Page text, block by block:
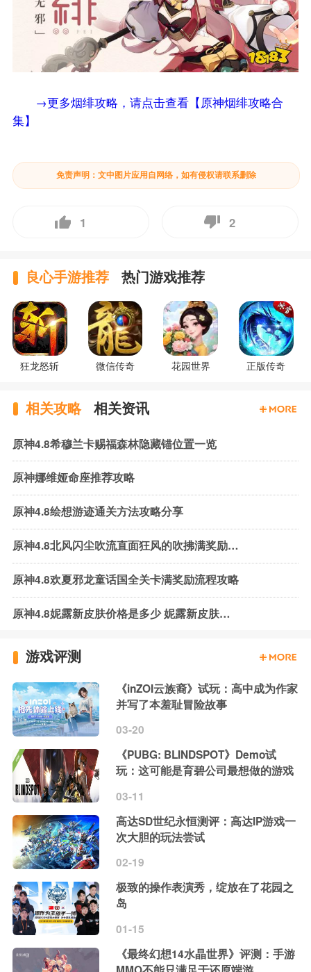
→更多烟绯攻略，请点击查看【原神烟绯攻略合
集】
免责声明：文中图片应用自网络，如有侵权请联系删除
1 2
良心手游推荐 热门游戏推荐
狂龙怒斩 微信传奇 花园世界 正版传奇
相关攻略 相关资讯
原神4.8希穆兰卡赐福森林隐藏锚位置一览
原神娜维娅命座推荐攻略
原神4.8绘想游迹通关方法攻略分享
原神4.8北风闪尘吹流直面狂风的吹拂满奖励流程攻略
原神4.8欢夏邪龙童话国全关卡满奖励流程攻略
原神4.8妮露新皮肤价格是多少 妮露新皮肤获取方法
游戏评测
《inZOI云族裔》试玩：高中成为作家
并写了本羞耻冒险故事
03-20
《PUBG: BLINDSPOT》Demo试
玩：这可能是育碧公司最想做的游戏
03-11
高达SD世纪永恒测评：高达IP游戏一
次大胆的玩法尝试
02-19
极致的操作表演秀，绽放在了花园之
岛
01-15
《最终幻想14水晶世界》评测：手游